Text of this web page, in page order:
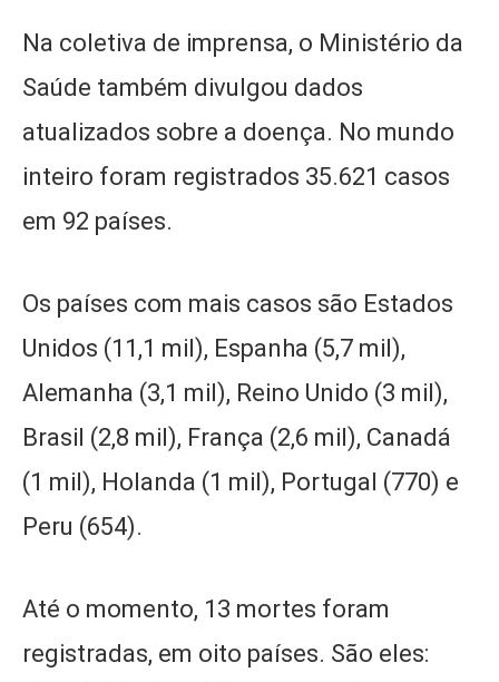
Na coletiva de imprensa, o Ministério da
Saúde também divulgou dados
atualizados sobre a doença. No mundo
inteiro foram registrados 35.621 casos
em 92 países.
Os países com mais casos são Estados
Unidos (11,1 mil), Espanha (5,7 mil),
Alemanha (3,1 mil), Reino Unido (3 mil),
Brasil (2,8 mil), França (2,6 mil), Canadá
(1 mil), Holanda (1 mil), Portugal (770) e
Peru (654).
Até o momento, 13 mortes foram
registradas, em oito países. São eles: